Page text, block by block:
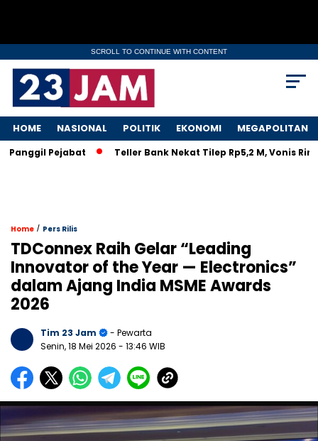
SCROLL TO CONTINUE WITH CONTENT
HOME NASIONAL POLITIK EKONOMI MEGAPOLITAN
Pejabat Teller Bank Nekat Tilep Rp5,2 M, Vonis Ringan
Home / Pers Rilis
TDConnex Raih Gelar “Leading
Innovator of the Year — Electronics”
dalam Ajang India MSME Awards
2026
Tim 23 Jam
- Pewarta
Senin, 18 Mei 2026 - 13:46 WIB